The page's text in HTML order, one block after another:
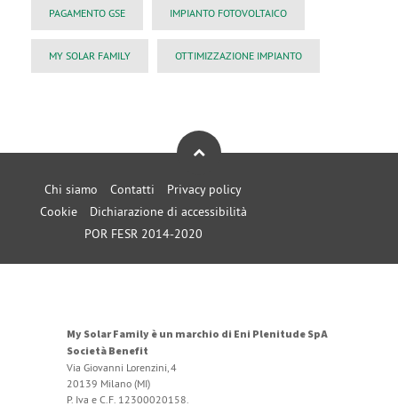
PAGAMENTO GSE IMPIANTO FOTOVOLTAICO
MY SOLAR FAMILY OTTIMIZZAZIONE IMPIANTO
Chi siamo Contatti
Privacy policy
Cookie
Dichiarazione di accessibilità
POR FESR 2014-2020
My Solar Family è un marchio di Eni Plenitude SpA
Società Benefit
Via Giovanni Lorenzini, 4
20139 Milano (MI)
P. Iva e C.F. 12300020158.